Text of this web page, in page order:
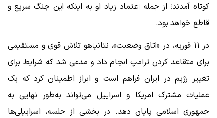
کوتاه آمدند؛ از جمله اعتماد زیاد او به اینکه این جنگ سریع و
قاطع خواهد بود.
در ۱۱ فوریه، در «اتاق وضعیت»، نتانیاهو تلاش قوی و مستقیمی
برای متقاعد کردن ترامپ انجام داد و مدعی شد که شرایط برای
تغییر رژیم در ایران فراهم است و ابراز اطمینان کرد که یک
عملیات مشترک امریکا و اسراییل می‌تواند به‌طور نهایی به
جمهوری اسلامی پایان دهد. در بخشی از جلسه، اسراییلی‌ها